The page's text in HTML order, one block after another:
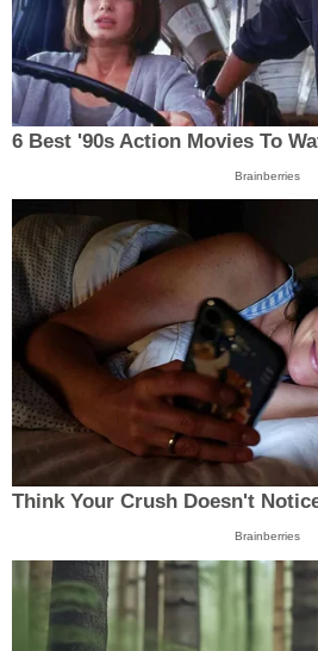
6 Best '90s Action Movies To
Brainberries
Think Your Crush Doesn't
Brainberries